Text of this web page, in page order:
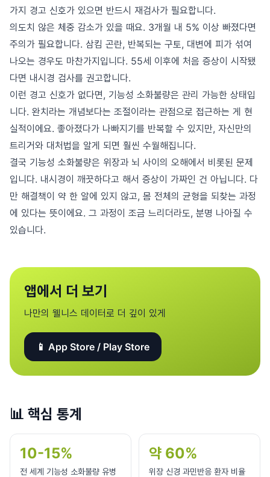
가지 경고 신호가 있으면 반드시 재검사가 필요합니다.
의도치 않은 체중 감소가 있을 때요. 3개월 내 5% 이상 빠졌다면
주의가 필요합니다. 삼킴 곤란, 반복되는 구토, 대변에 피가 섞여
나오는 경우도 마찬가지입니다. 55세 이후에 처음 증상이 시작됐
다면 내시경 검사를 권고합니다.
이런 경고 신호가 없다면, 기능성 소화불량은 관리 가능한 상태입
니다. 완치라는 개념보다는 조절이라는 관점으로 접근하는 게 현
실적이에요. 좋아졌다가 나빠지기를 반복할 수 있지만, 자신만의
트리거와 대처법을 알게 되면 훨씬 수월해집니다.
결국 기능성 소화불량은 위장과 뇌 사이의 오해에서 비롯된 문제
입니다. 내시경이 깨끗하다고 해서 증상이 가짜인 건 아닙니다. 다
만 해결책이 약 한 알에 있지 않고, 몸 전체의 균형을 되찾는 과정
에 있다는 뜻이에요. 그 과정이 조금 느리더라도, 분명 나아질 수
있습니다.
앱에서 더 보기
나만의 웰니스 데이터로 더 깊이 있게
📱 App Store / Play Store
📊 핵심 통계
10-15%
전 세계 기능성 소화불량 유병
약 60%
위장 신경 과민반응 환자 비율